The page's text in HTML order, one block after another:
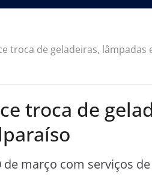
troca de geladeiras, lâmpadas
troca de
março com serviços